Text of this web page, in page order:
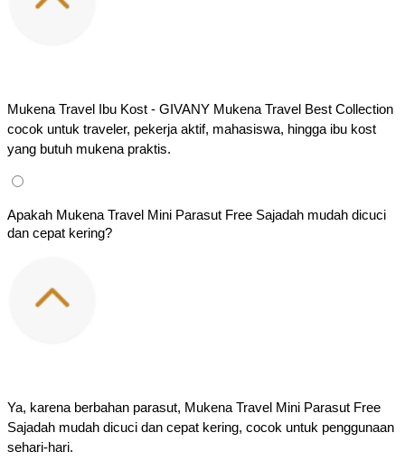
Mukena Travel Ibu Kost - GIVANY Mukena Travel Best Collection
cocok untuk traveler, pekerja aktif, mahasiswa, hingga ibu kost
yang butuh mukena praktis.
Apakah Mukena Travel Mini Parasut Free Sajadah mudah dicuci
dan cepat kering?
Ya, karena berbahan parasut, Mukena Travel Mini Parasut Free
Sajadah mudah dicuci dan cepat kering, cocok untuk penggunaan
sehari-hari.